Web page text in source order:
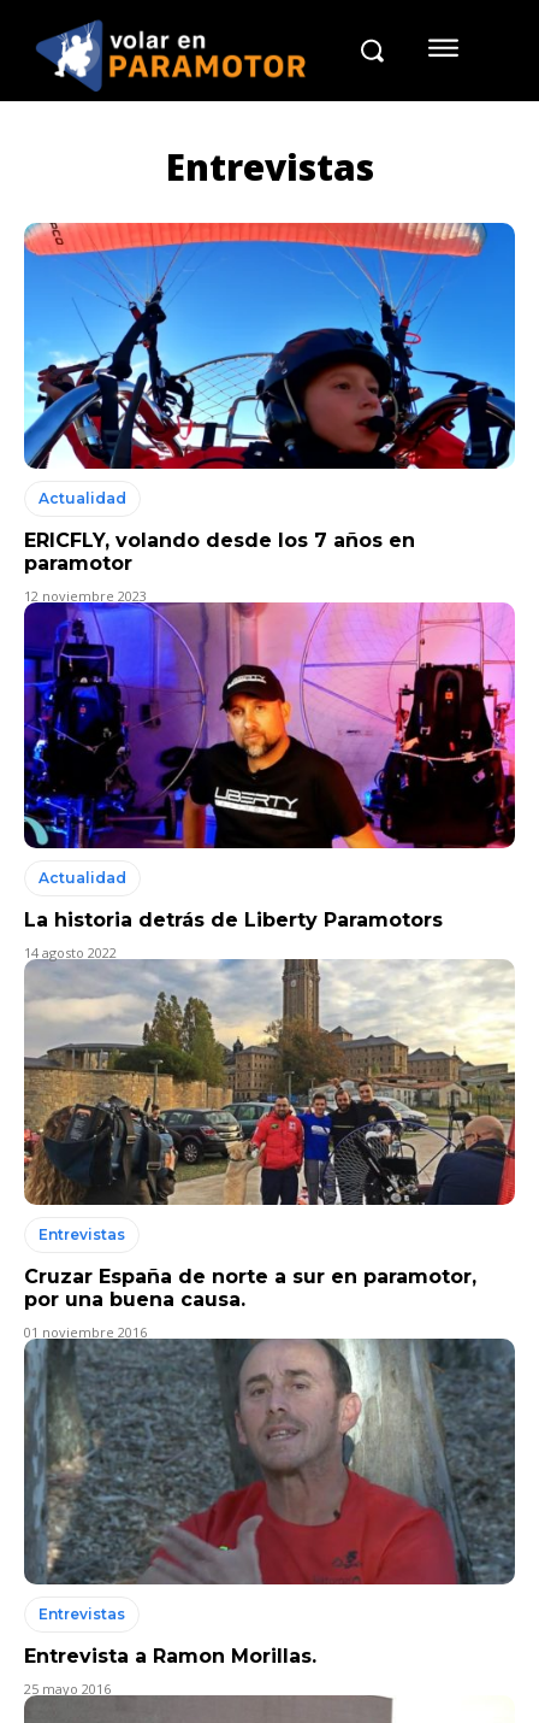
Entrevistas
Actualidad
ERICFLY, volando desde los 7 años en
paramotor
12 noviembre 2023
Actualidad
La historia detrás de Liberty Paramotors
14 agosto 2022
Entrevistas
Cruzar España de norte a sur en paramotor,
por una buena causa.
01 noviembre 2016
Entrevistas
Entrevista a Ramon Morillas.
25 mayo 2016